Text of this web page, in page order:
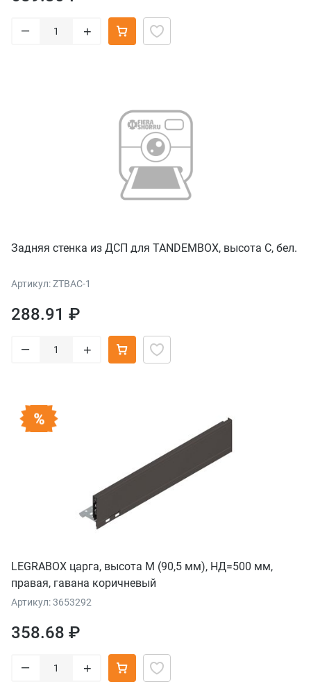
– +
Задняя стенка из ДСП для TANDEMBOX, высота С, бел.
Артикул: ZTBAC-1
288.91 ₽
– +
LEGRABOX царга, высота M (90,5 мм), НД=500 мм,
правая, гавана коричневый
Артикул: 3653292
358.68 ₽
– +